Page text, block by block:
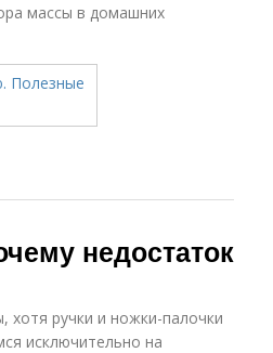
массы в домашних
недостаток
хотя ручки и ножки-палочки
исключительно на